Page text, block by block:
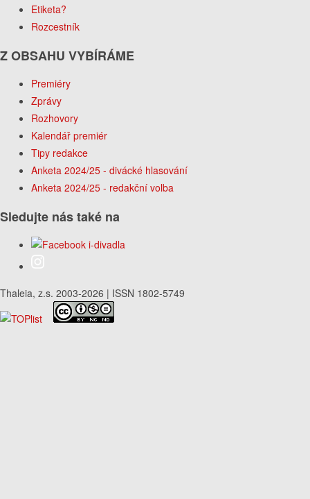
Etiketa?
Rozcestník
Z OBSAHU VYBÍRÁME
Premiéry
Zprávy
Rozhovory
Kalendář premiér
Tipy redakce
Anketa 2024/25 - divácké hlasování
Anketa 2024/25 - redakční volba
Sledujte nás také na
Thaleia, z.s. 2003-2026 | ISSN 1802-5749